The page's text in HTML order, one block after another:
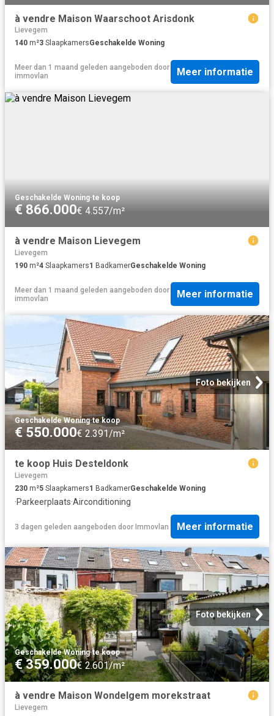
à vendre Maison Waarschoot Arisdonk
Lievegem
140 m²3 SlaapkamersGeschakelde Woning
Meer dan 1 maand geleden aangeboden door
immovlan
Meer informatie
Geschakelde Woning·te koop
€ 866.000€ 4.557/m²
à vendre Maison Lievegem
Lievegem
190 m²4 Slaapkamers1 BadkamerGeschakelde Woning
Meer dan 1 maand geleden aangeboden door
immovlan
Meer informatie
Foto bekijken
Geschakelde Woning·te koop
€ 550.000€ 2.391/m²
te koop Huis Desteldonk
Lievegem
230 m²5 Slaapkamers1 BadkamerGeschakelde Woning
·Parkeerplaats·Airconditioning
3 dagen geleden aangeboden door Immovlan Meer informatie
Foto bekijken
Geschakelde Woning·te koop
€ 359.000€ 2.601/m²
à vendre Maison Wondelgem morekstraat
Lievegem